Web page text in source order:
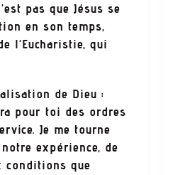
pas que Jésus se
en son temps,
l’Eucharistie, qui
de Dieu :
pour toi des ordres
Je me tourne
expérience, de
conditions que